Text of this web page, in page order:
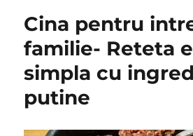
Cina pentru
familie- Reteta
simpla cu
putine